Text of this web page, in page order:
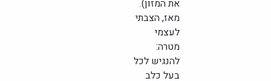
את המזון).
מאז, הצבתי
לעצמי
מטרה:
להנגיש לכל
בעל כלב